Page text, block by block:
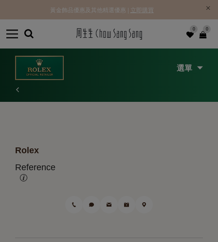
0 0
黃金飾品優惠及其他精選優惠 | 立即購買
選單
Rolex
Reference